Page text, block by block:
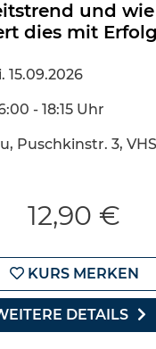
und wie
dies mit
15.09.2026
- 18:15 Uhr
Puschkinstr. 3,
12,90 €
KURS MERKEN
DETAILS